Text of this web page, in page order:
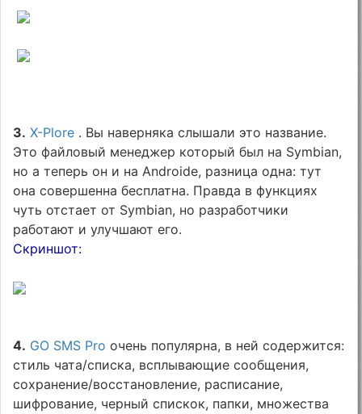
3. X-Plore . Вы наверняка слышали это название.
Это файловый менеджер который был на Symbian,
но а теперь он и на Androidе, разница одна: тут
она совершенна бесплатна. Правда в функциях
чуть отстает от Symbian, но разработчики
работают и улучшают его.
Скриншот:
4. GO SMS Pro очень популярна, в ней содержится:
стиль чата/списка, всплывающие сообщения,
сохранение/восстановление, расписание,
шифрование, черный спискок, папки, множества